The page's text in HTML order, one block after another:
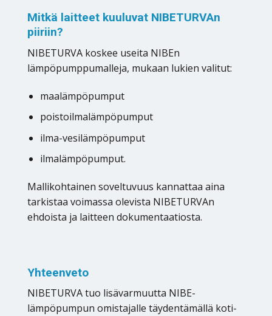
Mitkä laitteet kuuluvat NIBETURVAn
piiriin?
NIBETURVA koskee useita NIBEn
lämpöpumppumalleja, mukaan lukien valitut:
maalämpöpumput
poistoilmalämpöpumput
ilma-vesilämpöpumput
ilmalämpöpumput.
Mallikohtainen soveltuvuus kannattaa aina
tarkistaa voimassa olevista NIBETURVAn
ehdoista ja laitteen dokumentaatiosta.
Yhteenveto
NIBETURVA tuo lisävarmuutta NIBE-
lämpöpumpun omistajalle täydentämällä koti-